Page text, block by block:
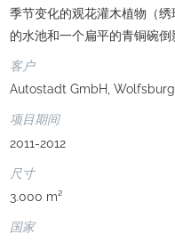
季节变化的观花灌木植物（
的水池和一个扁平的青铜碗倒
客户
Autostadt GmbH, Wolfsburg
项目期间
2011-2012
尺寸
3.000 m²
国家